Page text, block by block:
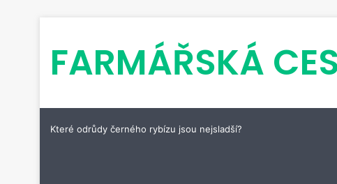
FARMÁŘSKÁ
Které odrůdy černého rybízu jsou nejsladší?